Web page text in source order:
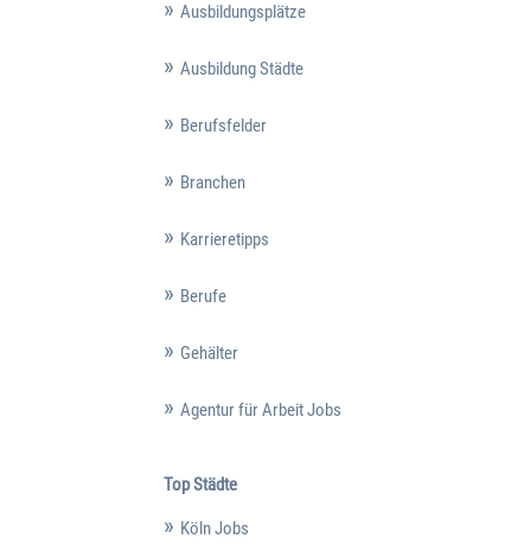
Ausbildungsplätze
Ausbildung Städte
Berufsfelder
Branchen
Karrieretipps
Berufe
Gehälter
Agentur für Arbeit Jobs
Top Städte
Köln Jobs